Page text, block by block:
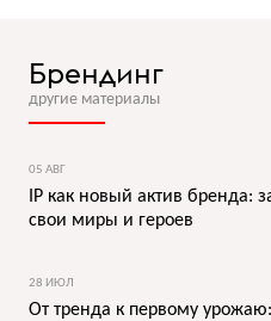
Брендинг
другие материалы
05 АВГ
IP как новый актив бренда:
свои миры и героев
28 ИЮЛ
От тренда к первому